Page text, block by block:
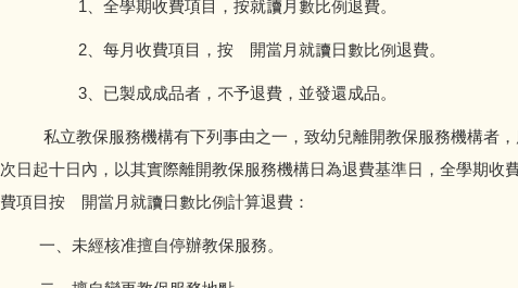
1、全學期收費項目，按就讀月數比例退費。
2、每月收費項目，按離開當月就讀日數比例退費。
3、已製成成品者，不予退費，並發還成品。
私立教保服務機構有下列事由之一，致幼兒離開教保服務機構者，
次日起十日內，以其實際離開教保服務機構日為退費基準日，全學期收
費項目按離開當月就讀日數比例計算退費：
一、未經核准擅自停辦教保服務。